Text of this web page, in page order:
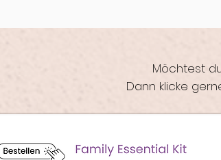
Möchtest
Dann klicke